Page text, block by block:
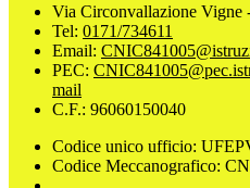
Via Circonvallazione Vigne
Tel: 0171/734611
Email:
PEC:
mail
C.F.: 96060150040
Codice unico ufficio:
Codice Meccanografico: